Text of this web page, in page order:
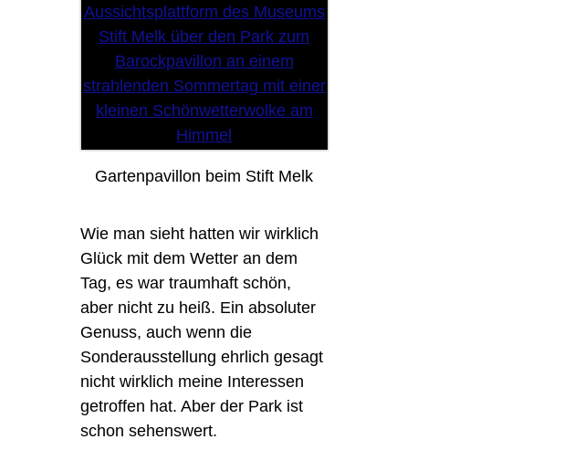
Gartenpavillon beim Stift Melk
Wie man sieht hatten wir wirklich
Glück mit dem Wetter an dem
Tag, es war traumhaft schön,
aber nicht zu heiß. Ein absoluter
Genuss, auch wenn die
Sonderausstellung ehrlich gesagt
nicht wirklich meine Interessen
getroffen hat. Aber der Park ist
schon sehenswert.